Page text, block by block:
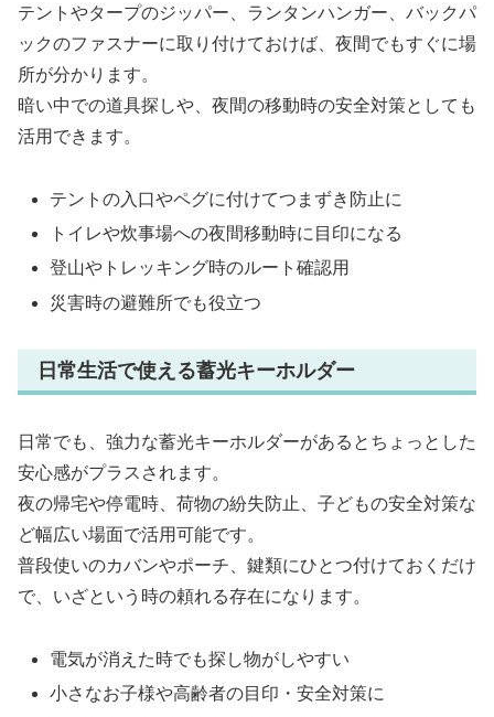
テントやタープのジッパー、ランタンハンガー、バックパ
ックのファスナーに取り付けておけば、夜間でもすぐに場
所が分かります。
暗い中での道具探しや、夜間の移動時の安全対策としても
活用できます。
テントの入口やペグに付けてつまずき防止に
トイレや炊事場への夜間移動時に目印になる
登山やトレッキング時のルート確認用
災害時の避難所でも役立つ
日常生活で使える蓄光キーホルダー
日常でも、強力な蓄光キーホルダーがあるとちょっとした
安心感がプラスされます。
夜の帰宅や停電時、荷物の紛失防止、子どもの安全対策な
ど幅広い場面で活用可能です。
普段使いのカバンやポーチ、鍵類にひとつ付けておくだけ
で、いざという時の頼れる存在になります。
電気が消えた時でも探し物がしやすい
小さなお子様や高齢者の目印・安全対策に